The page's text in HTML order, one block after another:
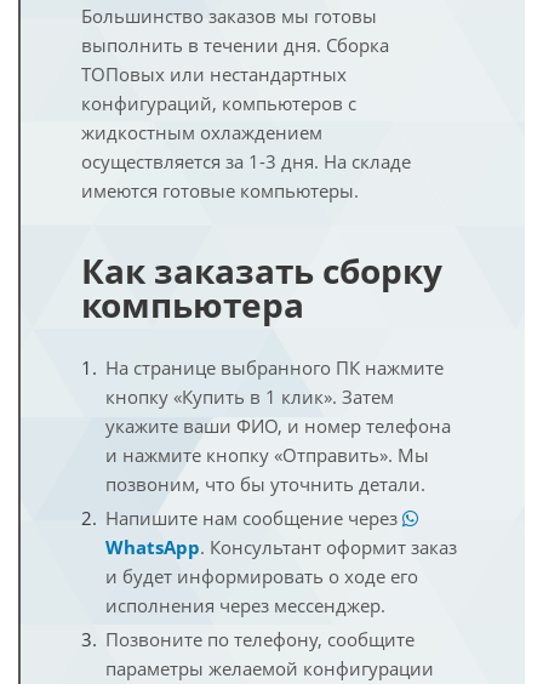
Большинство заказов мы готовы
выполнить в течении дня. Сборка
ТОПовых или нестандартных
конфигураций, компьютеров с
жидкостным охлаждением
осуществляется за 1-3 дня. На складе
имеются готовые компьютеры.
Как заказать сборку
компьютера
На странице выбранного ПК нажмите
кнопку «Купить в 1 клик». Затем
укажите ваши ФИО, и номер телефона
и нажмите кнопку «Отправить». Мы
позвоним, что бы уточнить детали.
Напишите нам сообщение через
WhatsApp. Консультант оформит заказ
и будет информировать о ходе его
исполнения через мессенджер.
Позвоните по телефону, сообщите
параметры желаемой конфигурации